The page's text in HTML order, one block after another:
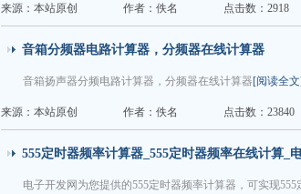
来源：本站原创 作者：佚名 点击数：2918
音箱分频器电路计算器，分频器在线计算器
音箱扬声器分频电路计算器，分频器在线计算器[阅读全
来源：本站原创 作者：佚名 点击数：23840
555定时器频率计算器_555定时器频率在线计算_
电子开发网为您提供的555定时器频率计算器，可实现